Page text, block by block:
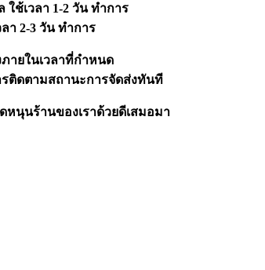
ช้เวลา 1-2 วัน ทำการ
า 2-3 วัน ทำการ
ายในเวลาที่กำหนด
ติดตามสถานะการจัดส่งทันที
นุนร้านของเราด้วยดีเสมอมา